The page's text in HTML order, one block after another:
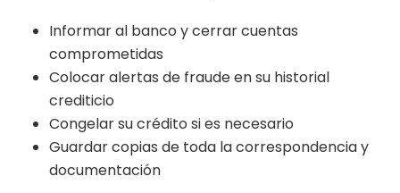
Informar al banco y cerrar cuentas
comprometidas
Colocar alertas de fraude en su historial
crediticio
Congelar su crédito si es necesario
Guardar copias de toda la correspondencia y
documentación